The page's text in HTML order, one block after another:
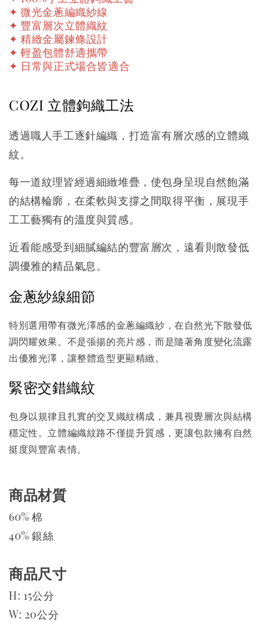
✦ 微光金蔥編織紗線
✦ 豐富層次立體織紋
✦ 精緻金屬鍊條設計
✦ 輕盈包體舒適攜帶
✦ 日常與正式場合皆適合
COZI 立體鉤織工法
透過職人手工逐針編織，打造富有層次感的立體織
紋。
每一道紋理皆經過細緻堆疊，使包身呈現自然飽滿
的結構輪廓，在柔軟與支撐之間取得平衡，展現手
工工藝獨有的溫度與質感。
近看能感受到細膩編結的豐富層次，遠看則散發低
調優雅的精品氣息。
金蔥紗線細節
特別選用帶有微光澤感的金蔥編織紗，在自然光下散發低
調閃耀效果。不是張揚的亮片感，而是隨著角度變化流露
出優雅光澤，讓整體造型更顯精緻。
緊密交錯織紋
包身以規律且扎實的交叉織紋構成，兼具視覺層次與結構
穩定性。立體編織紋路不僅提升質感，更讓包款擁有自然
挺度與豐富表情。
商品材質
60% 棉
40% 銀絲
商品尺寸
H: 15公分
W: 20公分